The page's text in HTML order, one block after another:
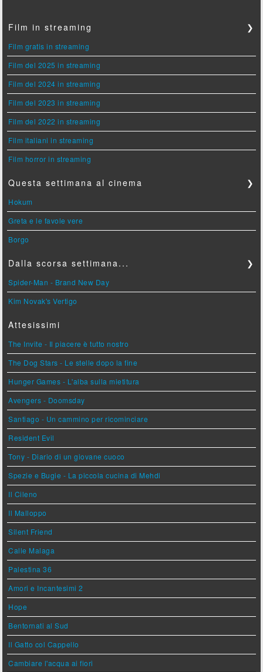
Film in streaming ❯
Film gratis in streaming
Film del 2025 in streaming
Film del 2024 in streaming
Film del 2023 in streaming
Film del 2022 in streaming
Film italiani in streaming
Film horror in streaming
Questa settimana al cinema ❯
Hokum
Greta e le favole vere
Borgo
Dalla scorsa settimana... ❯
Spider-Man - Brand New Day
Kim Novak's Vertigo
Attesissimi
The Invite - Il piacere è tutto nostro
The Dog Stars - Le stelle dopo la fine
Hunger Games - L'alba sulla mietitura
Avengers - Doomsday
Santiago - Un cammino per ricominciare
Resident Evil
Tony - Diario di un giovane cuoco
Spezie e Bugie - La piccola cucina di Mehdi
Il Cileno
Il Malloppo
Silent Friend
Calle Malaga
Palestina 36
Amori e Incantesimi 2
Hope
Bentornati al Sud
Il Gatto col Cappello
Cambiare l'acqua ai fiori